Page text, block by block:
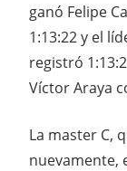
ganó Felipe
1:13:22 y el
registró
Víctor Araya
La master C,
nuevamente,